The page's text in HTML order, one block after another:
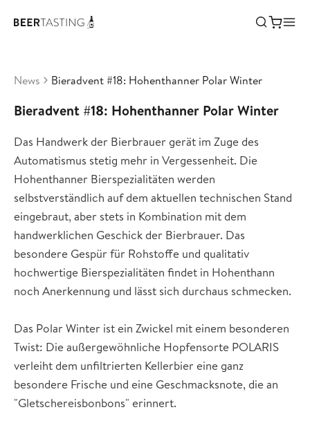
News Bieradvent #18: Hohenthanner Polar Winter
Bieradvent #18: Hohenthanner Polar Winter
Das Handwerk der Bierbrauer gerät im Zuge des
Automatismus stetig mehr in Vergessenheit. Die
Hohenthanner Bierspezialitäten werden
selbstverständlich auf dem aktuellen technischen Stand
eingebraut, aber stets in Kombination mit dem
handwerklichen Geschick der Bierbrauer. Das
besondere Gespür für Rohstoffe und qualitativ
hochwertige Bierspezialitäten findet in Hohenthann
noch Anerkennung und lässt sich durchaus schmecken.
Das Polar Winter ist ein Zwickel mit einem besonderen
Twist: Die außergewöhnliche Hopfensorte POLARIS
verleiht dem unfiltrierten Kellerbier eine ganz
besondere Frische und eine Geschmacksnote, die an
"Gletschereisbonbons" erinnert.